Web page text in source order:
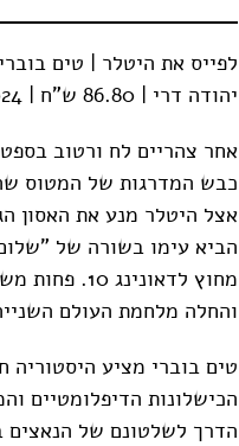
לפייס את היטלר | טים
יהודה דרי | 86.80 ש"ח | 2024 | 504 עמודים
כבש המדרגות של המטוס
אצל היטלר מנע את האסון
הביא עימו בשורה של
מחוץ
והחלה מלחמת העולם
טים בוברי מציע
הכישלונות הדיפלומטיים
הדרך לשלטונם של הנאצים